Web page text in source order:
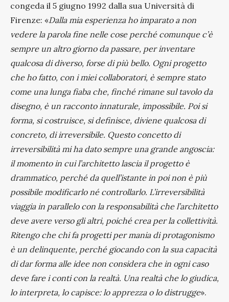
congeda il 5 giugno 1992 dalla sua Università di
Firenze: «Dalla mia esperienza ho imparato a non
vedere la parola fine nelle cose perché comunque c’è
sempre un altro giorno da passare, per inventare
qualcosa di diverso, forse di più bello. Ogni progetto
che ho fatto, con i miei collaboratori, è sempre stato
come una lunga fiaba che, finché rimane sul tavolo da
disegno, è un racconto innaturale, impossibile. Poi si
forma, si costruisce, si definisce, diviene qualcosa di
concreto, di irreversibile. Questo concetto di
irreversibilità mi ha dato sempre una grande angoscia:
il momento in cui l’architetto lascia il progetto è
drammatico, perché da quell’istante in poi non è più
possibile modificarlo né controllarlo. L’irreversibilità
viaggia in parallelo con la responsabilità che l’architetto
deve avere verso gli altri, poiché crea per la collettività.
Ritengo che chi fa progetti per mania di protagonismo
è un delinquente, perché giocando con la sua capacità
di dar forma alle idee non considera che in ogni caso
deve fare i conti con la realtà. Una realtà che lo giudica,
lo interpreta, lo capisce: lo apprezza o lo distrugge».